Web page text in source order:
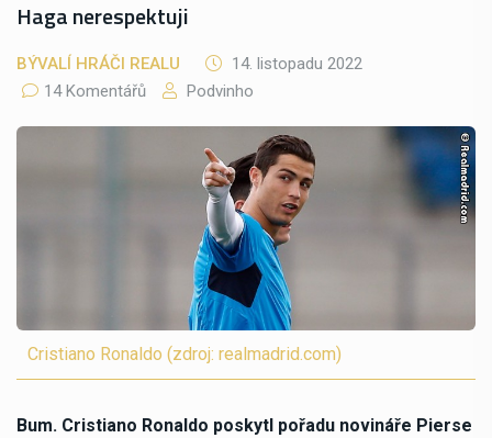
Haga nerespektuji
BÝVALÍ HRÁČI REALU
14. listopadu 2022
14 Komentářů
Podvinho
Cristiano Ronaldo (zdroj: realmadrid.com)
Bum. Cristiano Ronaldo poskytl pořadu novináře Pierse